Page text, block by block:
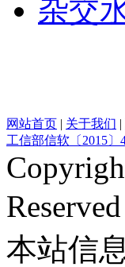
杂交
网站首页 | 关于我们 |
工信部信软〔2015〕
Reserved
本站信